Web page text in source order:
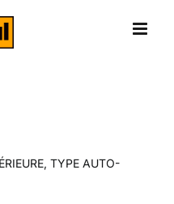
TYPE AUTO-